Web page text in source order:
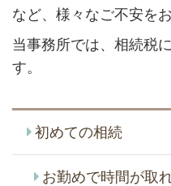
など、様々なご不安を
当事務所では、相続税
す。
初めての相続
お勤めで時間が取